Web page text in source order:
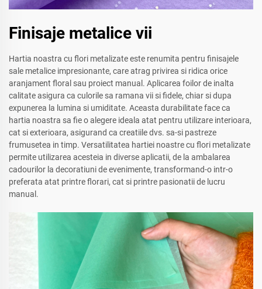
Finisaje metalice vii
Hartia noastra cu flori metalizate este renumita pentru finisajele
sale metalice impresionante, care atrag privirea si ridica orice
aranjament floral sau proiect manual. Aplicarea foilor de inalta
calitate asigura ca culorile sa ramana vii si fidele, chiar si dupa
expunerea la lumina si umiditate. Aceasta durabilitate face ca
hartia noastra sa fie o alegere ideala atat pentru utilizare interioara,
cat si exterioara, asigurand ca creatiile dvs. sa-si pastreze
frumusetea in timp. Versatilitatea hartiei noastre cu flori metalizate
permite utilizarea acesteia in diverse aplicatii, de la ambalarea
cadourilor la decoratiuni de evenimente, transformand-o intr-o
preferata atat printre florari, cat si printre pasionatii de lucru
manual.